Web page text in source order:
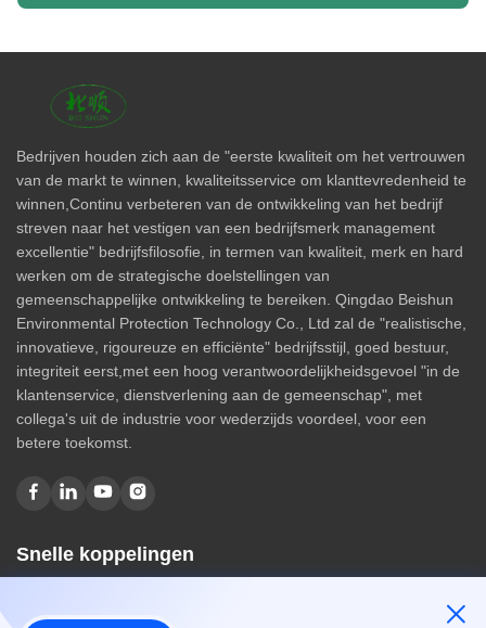
Bedrijven houden zich aan de "eerste kwaliteit om het vertrouwen
van de markt te winnen, kwaliteitsservice om klanttevredenheid te
winnen,Continu verbeteren van de ontwikkeling van het bedrijf
streven naar het vestigen van een bedrijfsmerk management
excellentie" bedrijfsfilosofie, in termen van kwaliteit, merk en hard
werken om de strategische doelstellingen van
gemeenschappelijke ontwikkeling te bereiken. Qingdao Beishun
Environmental Protection Technology Co., Ltd zal de "realistische,
innovatieve, rigoureuze en efficiënte" bedrijfsstijl, goed bestuur,
integriteit eerst,met een hoog verantwoordelijkheidsgevoel "in de
klantenservice, dienstverlening aan de gemeenschap", met
collega's uit de industrie voor wederzijds voordeel, voor een
betere toekomst.
Snelle koppelingen
Over ons